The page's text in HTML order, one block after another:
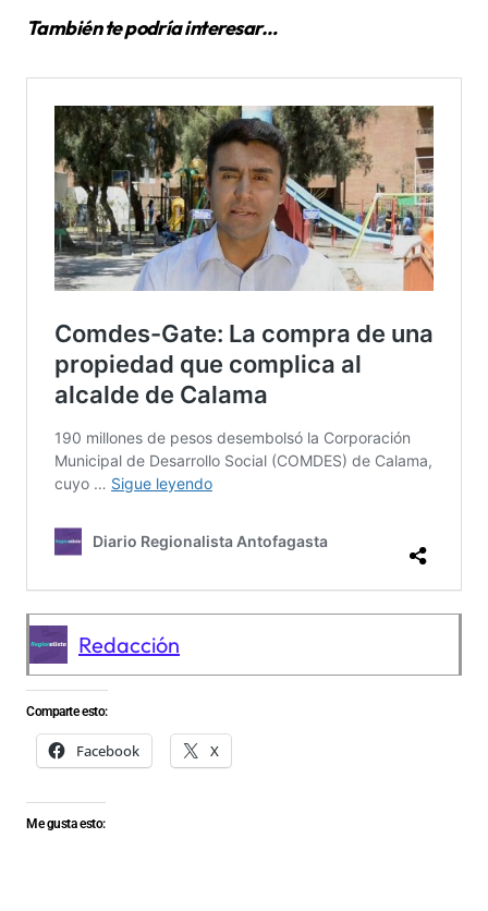
También te podría interesar…
Redacción
Comparte esto:
Facebook X
Me gusta esto: